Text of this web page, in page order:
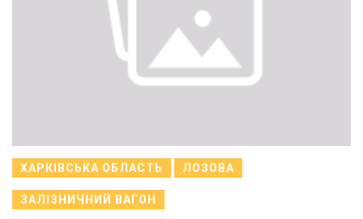
ХАРКІВСЬКА ОБЛАСТЬ ЛОЗОВА
ЗАЛІЗНИЧНИЙ ВАГОН